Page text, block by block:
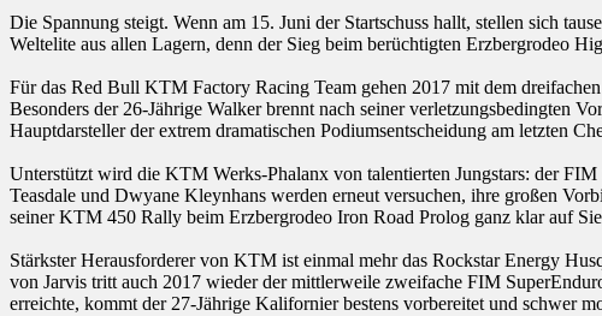
Die Spannung steigt. Wenn am 15. Juni der Startschuss hallt, stellen sich
Weltelite aus allen Lagern, denn der Sieg beim berüchtigten Erzbergrodeo
Für das Red Bull KTM Factory Racing Team gehen 2017 mit dem
Besonders der 26-Jährige Walker brennt nach seiner verletzungsbedingten
Hauptdarsteller der extrem dramatischen Podiumsentscheidung am letzten
Unterstützt wird die KTM Werks-Phalanx von talentierten Jungstars: der
Teasdale und Dwyane Kleynhans werden erneut versuchen, ihre großen
seiner KTM 450 Rally beim Erzbergrodeo Iron Road Prolog ganz klar auf
Stärkster Herausforderer von KTM ist einmal mehr das Rockstar Energy
von Jarvis tritt auch 2017 wieder der mittlerweile zweifache FIM
erreichte, kommt der 27-Jährige Kalifornier bestens vorbereitet und schwer